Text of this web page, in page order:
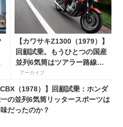
【カワサキZ1300（1979）】
回顧試乗。もうひとつの国産
並列6気筒はツアラー路線で
生き残った
アーカイブ
CBX（1978）】回顧試乗：ホンダ
の並列6気筒リッタースポーツは
だったのか？